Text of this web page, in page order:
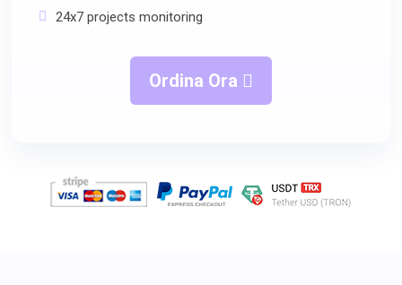
24x7 projects monitoring
Ordina Ora